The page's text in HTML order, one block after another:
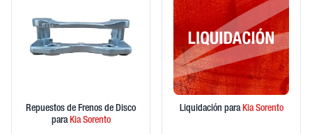
Repuestos de Frenos de Disco
paraKiaSorento
Liquidación paraKiaSorento